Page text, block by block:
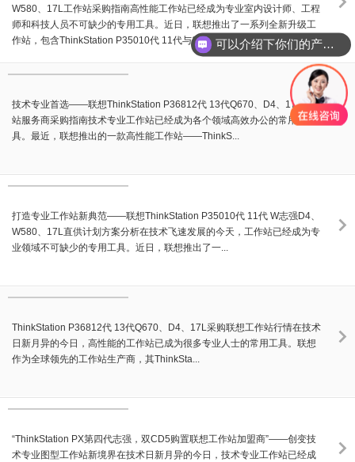
W580、17L工作站采购指南高性能工作站已经成为专业室内设计师、工程
师和科技人员不可缺少的专用工具。近日，联想推出了一系列全新升级工
作站，包含ThinkStation P35010代 11代与11代...
技术专业首选——联想ThinkStation P36812代 13代Q670、D4、17L工作
站服务商采购指南技术专业工作站已经成为各个领域高效办公的常用工
具。最近，联想推出的一款高性能工作站——ThinkS...
打造专业工作站新典范——联想ThinkStation P35010代 11代 W志强D4、
W580、17L直供计划方案分析在技术飞速发展的今天，工作站已经成为专
业领域不可缺少的专用工具。近日，联想推出了一...
ThinkStation P36812代 13代Q670、D4、17L采购联想工作站行情在技术
日新月异的今日，高性能的工作站已成为很多专业人士的常用工具。联想
作为全球领先的工作站生产商，其ThinkSta...
“ThinkStation PX第四代志强，双CD5购置联想工作站加盟商”——创变技
术专业图型工作站新境界在技术日新月异的今日，技术专业工作站已经成
可以介绍下你们的产品么？